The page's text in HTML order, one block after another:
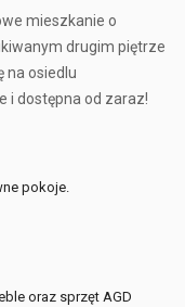
mieszkanie o
drugim piętrze
na osiedlu
i dostępna od zaraz!
pokoje.
oraz sprzęt AGD